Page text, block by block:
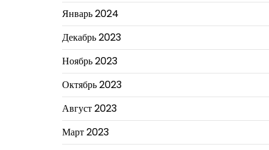
Январь 2024
Декабрь 2023
Ноябрь 2023
Октябрь 2023
Август 2023
Март 2023